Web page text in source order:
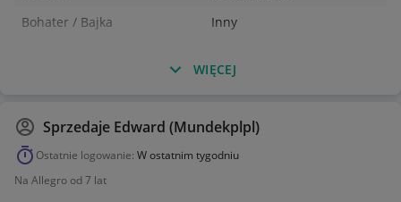
Bohater / Bajka
Inny
WIĘCEJ
Sprzedaje Edward (Mundekplpl)
Ostatnie logowanie: W ostatnim tygodniu
Na Allegro od 7 lat